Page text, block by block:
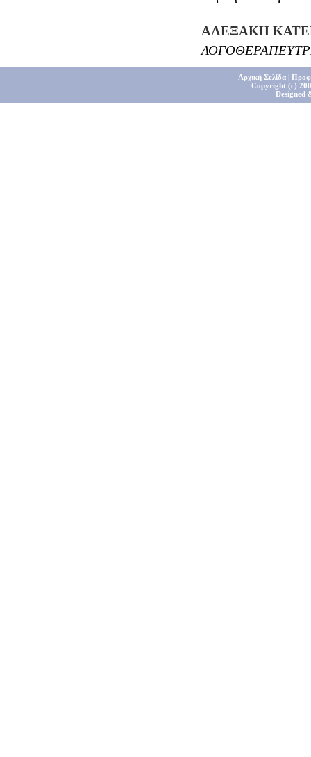
ΑΛΕΞΑΚΗ
Αρχική Σελίδα|
Copyright (c)
Designed